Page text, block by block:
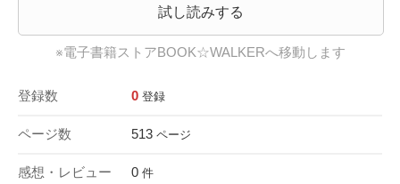
試し読みする
※電子書籍ストアBOOK☆WALKERへ移動します
登録数 0 登録
ページ数 513 ページ
感想・レビュー 0 件